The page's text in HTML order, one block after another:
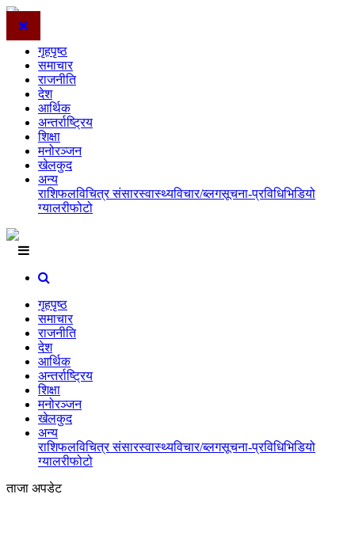
गृहपृष्ठ
समाचार
राजनीति
देश
आर्थिक
अन्तर्राष्ट्रिय
शिक्षा
मनोरञ्जन
खेलकुद
अन्य
राशिफलविचित्र संसारस्वास्थ्यविचार/ब्लगसूचना-प्रविधिभिडियो
ग्यालरीफोटो
गृहपृष्ठ
समाचार
राजनीति
देश
आर्थिक
अन्तर्राष्ट्रिय
शिक्षा
मनोरञ्जन
खेलकुद
अन्य
राशिफलविचित्र संसारस्वास्थ्यविचार/ब्लगसूचना-प्रविधिभिडियो
ग्यालरीफोटो
ताजा अपडेट